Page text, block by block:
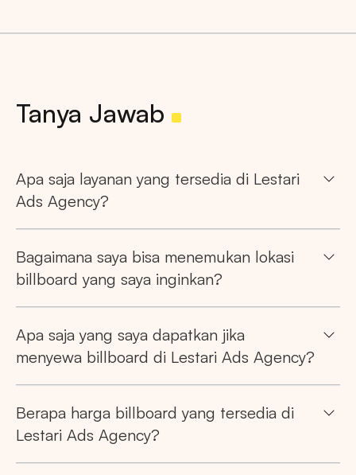
Tanya Jawab
Apa saja layanan yang tersedia di Lestari
Ads Agency?
Bagaimana saya bisa menemukan lokasi
billboard yang saya inginkan?
Apa saja yang saya dapatkan jika
menyewa billboard di Lestari Ads Agency?
Berapa harga billboard yang tersedia di
Lestari Ads Agency?